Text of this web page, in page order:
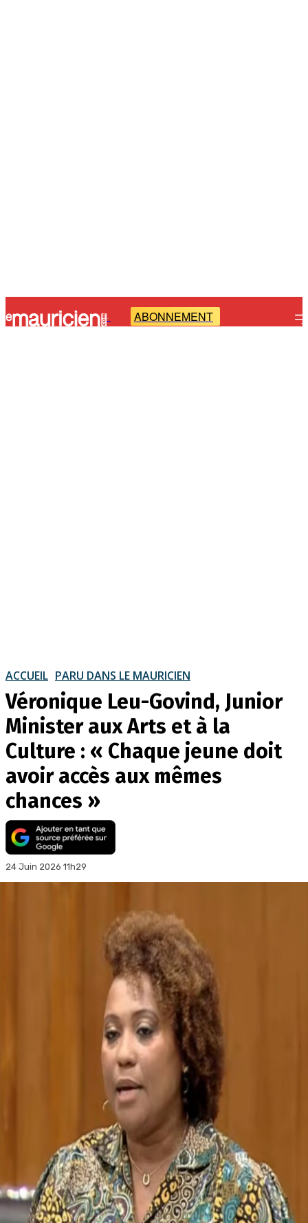
- ABONNEMENT
ACCUEIL PARU DANS LE MAURICIEN
Véronique Leu-Govind, Junior
Minister aux Arts et à la
Culture : « Chaque jeune doit
avoir accès aux mêmes
chances »
24 Juin 2026 11h29